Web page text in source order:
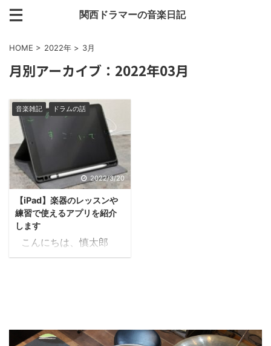
関西ドラマーの音楽日記
HOME > 2022年 > 3月
月別アーカイブ：2022年03月
音楽雑記 ドラムの話
2022/3/20
【iPad】楽器のレッスンや
練習で使えるアプリを紹介
します
こんにちは、慎太郎
（@shintaro_163cm）で
ゃいでいます。#iPad